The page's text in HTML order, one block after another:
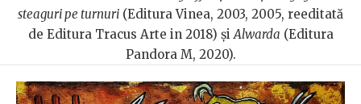
steaguri pe turnuri (Editura Vinea, 2003, 2005, reeditată
de Editura Tracus Arte in 2018) șiAlwarda (Editura
Pandora M, 2020).